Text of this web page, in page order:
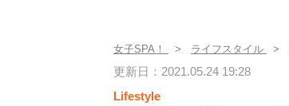
女子SPA！ ライフスタイル
更新日：2021.05.24 19:28
Lifestyle